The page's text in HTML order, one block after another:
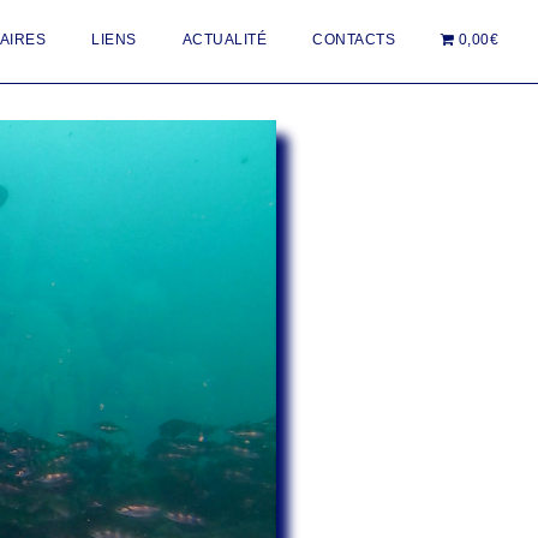
LIENS ACTUALITÉ CONTACTS 0,00€